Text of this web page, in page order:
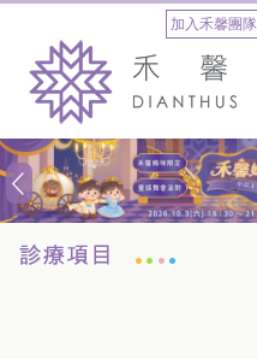
加入禾馨團隊